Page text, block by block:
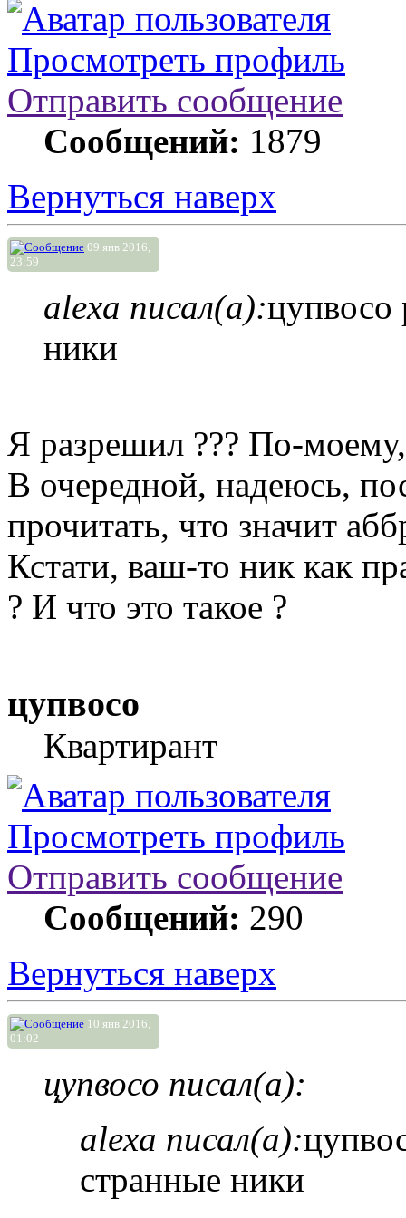
Просмотреть профиль
Отправить сообщение
Сообщений: 1879
Вернуться наверх
09 янв 2016,
23:59
alexa писал(а):цупвосо
ники
Я разрешил ??? По-
В очередной, надеюсь,
прочитать, что значит
Кстати, ваш-то ник как
? И что это такое ?
цупвосо
Квартирант
Просмотреть профиль
Отправить сообщение
Сообщений: 290
Вернуться наверх
10 янв 2016,
01:02
цупвосо писал(а):
alexa писал(а):
странные ники